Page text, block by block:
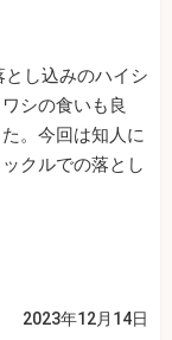
し込みのハイシ
シの食いも良
。今回は知人に
クルでの落とし
2023年12月14日